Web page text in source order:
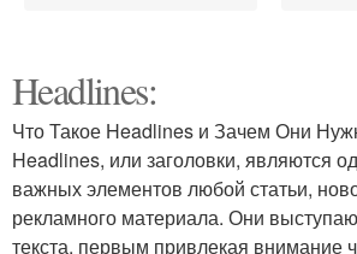
Трубы для горячего
Headlines:
Что Такое Headlines и Зачем Они
Headlines, или заголовки, являются
важных элементов любой статьи,
рекламного материала. Они
текста, первым привлекая внимание